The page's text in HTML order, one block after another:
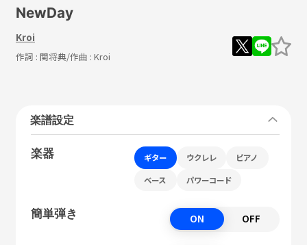
NewDay
Kroi
作詞 : 関将典/作曲 : Kroi
楽譜設定
楽器 ギター ウクレレ ピアノ
ベース パワーコード
簡単弾き ON OFF